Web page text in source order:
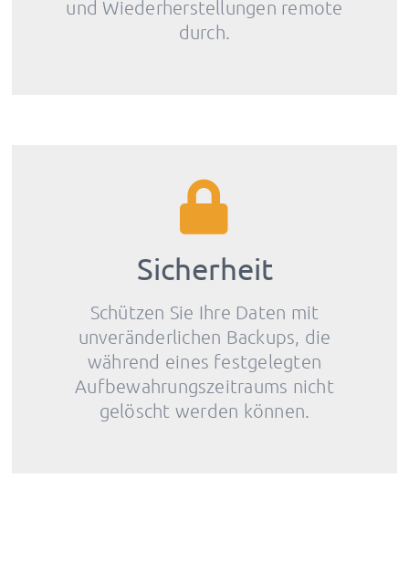
und Wiederherstellungen remote
durch.
Sicherheit
Schützen Sie Ihre Daten mit
unveränderlichen Backups, die
während eines festgelegten
Aufbewahrungszeitraums nicht
gelöscht werden können.